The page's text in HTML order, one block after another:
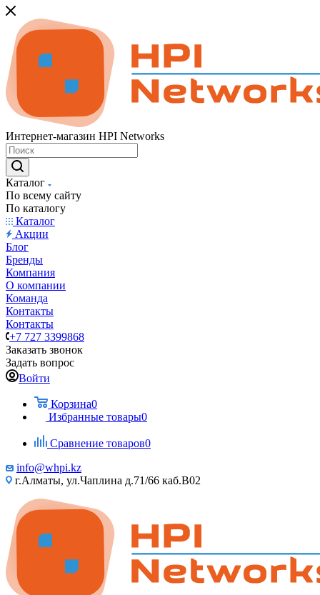
Интернет-магазин HPI Networks
Каталог
По всему сайту
По каталогу
Каталог
Акции
Блог
Бренды
Компания
О компании
Команда
Контакты
Контакты
+7 727 3399868
Заказать звонок
Задать вопрос
Войти
Корзина0
Избранные товары0
Сравнение товаров0
info@whpi.kz
г.Алматы, ул.Чаплина д.71/66 каб.B02